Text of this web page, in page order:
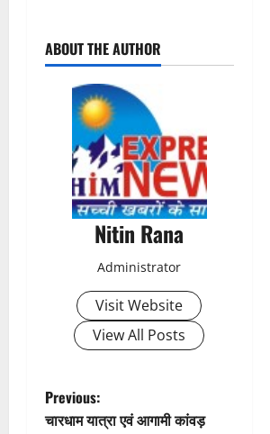
o
t
ABOUT THE AUTHOR
Nitin Rana
Administrator
Visit Website
View All Posts
P
Previous:
चारधाम यात्रा एवं आगामी कांवड़